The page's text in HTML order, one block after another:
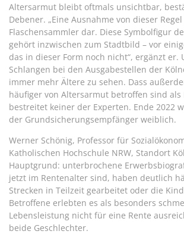
Altersarmut bleibt oftmals unsichtbar,
Debener. „Eine Ausnahme von dieser
Flaschensammler dar. Diese Symbolfigur
gehört inzwischen zum Stadtbild – vor
das in dieser Form noch nicht“, ergänzt er.
Schlangen bei den Ausgabestellen der
immer mehr Ältere zu sehen. Dass
häufiger von Altersarmut betroffen sind als
bestreitet keiner der Experten. Ende 2022
der Grundsicherungsempfänger weiblich.
Werner Schönig, Professor für
Katholischen Hochschule NRW, Standort
Hauptgrund: unterbrochene
jetzt im Rentenalter sind, haben deutlich
Strecken in Teilzeit gearbeitet oder die
Betroffene erlebten es als besonders
Lebensleistung nicht für eine Rente
beide Geschlechter.